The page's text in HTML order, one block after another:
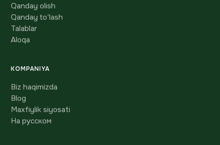
Qanday olish
Qanday to'lash
Talablar
Aloqa
KOMPANIYA
Biz haqimizda
Blog
Maxfiylik siyosati
На русском